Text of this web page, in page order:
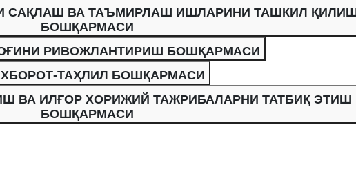
САҚЛАШ ВА ТАЪМИРЛАШ ИШЛАРИНИ ТАШКИЛ
БОШҚАРМАСИ
РИВОЖЛАНТИРИШ БОШҚАРМАСИ
ТАҲЛИЛ БОШҚАРМАСИ
ВА ИЛҒОР ХОРИЖИЙ ТАЖРИБАЛАРНИ ТАТБИҚ ЭТИШ
БОШҚАРМАСИ